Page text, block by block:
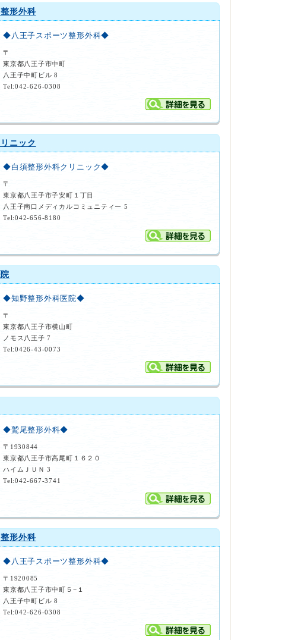
形外科
◆八王子スポーツ整形外科◆
〒
東京都八王子市中町
八王子中町ビル 8
Tel:042-626-0308
ニック
◆白須整形外科クリニック◆
〒
東京都八王子市子安町１丁目
八王子南口メディカルコミュニティー 5
Tel:042-656-8180
◆知野整形外科医院◆
〒
東京都八王子市横山町
ノモス八王子 7
Tel:0426-43-0073
◆鷲尾整形外科◆
〒1930844
東京都八王子市高尾町１６２０
ハイムＪＵＮ 3
Tel:042-667-3741
形外科
◆八王子スポーツ整形外科◆
〒1920085
東京都八王子市中町５−１
八王子中町ビル 8
Tel:042-626-0308